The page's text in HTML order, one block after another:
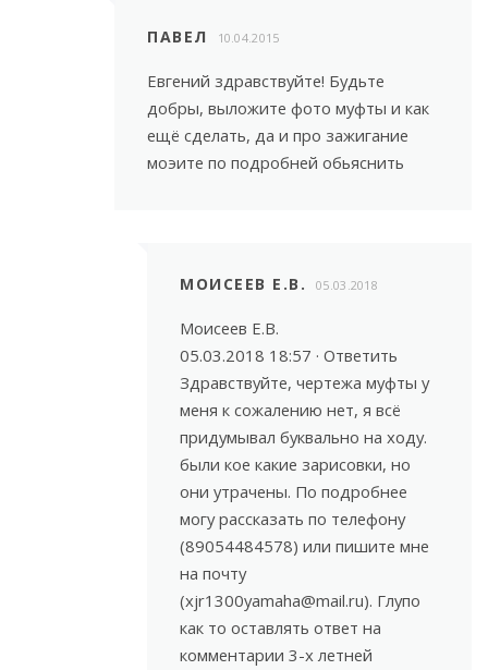
ПАВЕЛ 10.04.2015
Евгений здравствуйте! Будьте
добры, выложите фото муфты и как
ещё сделать, да и про зажигание
моэите по подробней обьяснить
МОИСЕЕВ Е.В. 05.03.2018
Моисеев Е.В.
05.03.2018 18:57 · Ответить
Здравствуйте, чертежа муфты у
меня к сожалению нет, я всё
придумывал буквально на ходу.
были кое какие зарисовки, но
они утрачены. По подробнее
могу рассказать по телефону
(89054484578) или пишите мне
на почту
(xjr1300yamaha@mail.ru). Глупо
как то оставлять ответ на
комментарии 3-х летней